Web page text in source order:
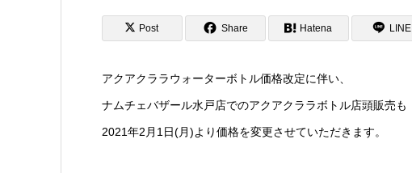
Post Share Hatena LINE
アクアクララウォーターボトル価格改定に伴い、
ナムチェバザール水戸店でのアクアクララボトル店頭販売も
2021年2月1日(月)より価格を変更させていただきます。